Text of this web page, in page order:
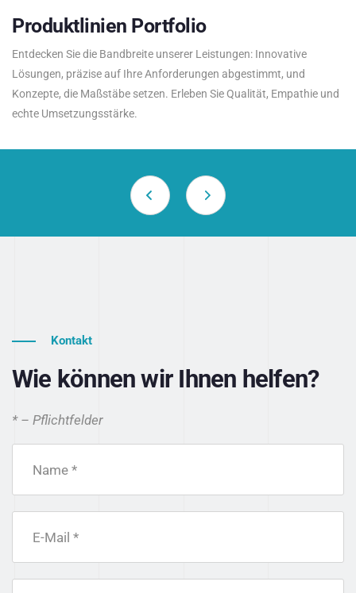
Produktlinien Portfolio
Entdecken Sie die Bandbreite unserer Leistungen: Innovative
Lösungen, präzise auf Ihre Anforderungen abgestimmt, und
Konzepte, die Maßstäbe setzen. Erleben Sie Qualität, Empathie und
echte Umsetzungsstärke.
Kontakt
Wie können wir Ihnen helfen?
* – Pflichtfelder
Name *
E-Mail *